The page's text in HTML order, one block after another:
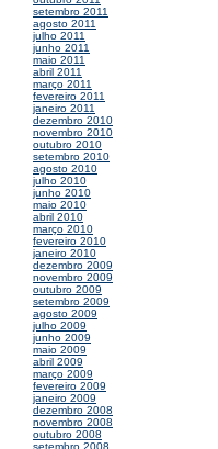
setembro 2011
agosto 2011
julho 2011
junho 2011
maio 2011
abril 2011
março 2011
fevereiro 2011
janeiro 2011
dezembro 2010
novembro 2010
outubro 2010
setembro 2010
agosto 2010
julho 2010
junho 2010
maio 2010
abril 2010
março 2010
fevereiro 2010
janeiro 2010
dezembro 2009
novembro 2009
outubro 2009
setembro 2009
agosto 2009
julho 2009
junho 2009
maio 2009
abril 2009
março 2009
fevereiro 2009
janeiro 2009
dezembro 2008
novembro 2008
outubro 2008